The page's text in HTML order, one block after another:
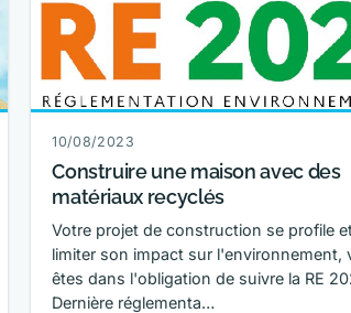
10/08/2023
Construire une maison avec des
matériaux recyclés
Votre projet de construction se profile
limiter son impact sur l'environnement,
êtes dans l'obligation de suivre la RE
Dernière réglementa…